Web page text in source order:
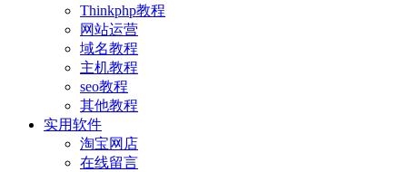
Thinkphp教程
网站运营
域名教程
主机教程
seo教程
其他教程
实用软件
淘宝网店
在线留言